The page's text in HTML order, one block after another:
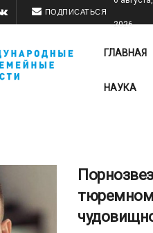
ПОДПИСАТЬСЯ
2026
ГЛАВНАЯ
НАУКА